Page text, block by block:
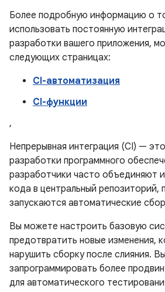
Более подробную информацию о
использовать постоянную
разработки вашего приложения,
следующих страницах:
CI-автоматизация
CI-функции
,
Непрерывная интеграция (CI) —
разработки программного
разработчики часто объединяют
кода в центральный репозиторий,
запускаются автоматические
Вы можете настроить базовую
предотвратить новые изменения,
нарушить сборку после слияния.
запрограммировать более
для автоматического